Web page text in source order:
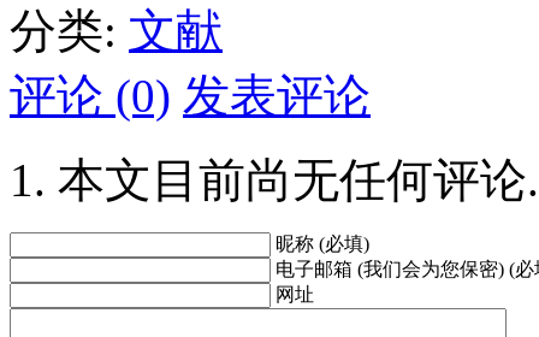
分类: 文献
评论 (0) 发表评论
本文目前尚无任何评论.
昵称 (必填)
电子邮箱 (我们会为您保密) (必
网址